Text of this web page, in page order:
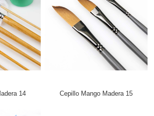
14 Cepillo Mango Madera 15